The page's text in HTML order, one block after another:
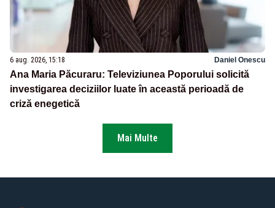
6 aug. 2026, 15:18 Daniel Onescu
Ana Maria Păcuraru: Televiziunea Poporului solicită
investigarea deciziilor luate în această perioadă de
criză enegetică
Mai Multe